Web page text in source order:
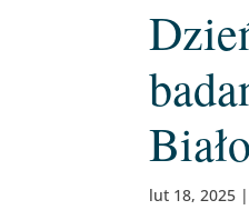
lut 18, 2025 |